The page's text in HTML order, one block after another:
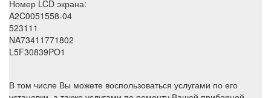
Номер LCD экрана:
A2C0051558-04
523111
NA73411771802
L5F30839PO1
В том числе Вы можете воспользоваться услугами по его